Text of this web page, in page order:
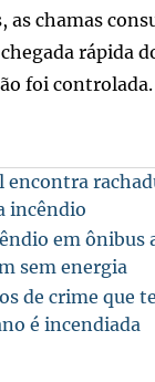
as chamas
rápida
foi controlada.
encontra
incêndio
em ônibus
sem energia
de crime que
é incendiada